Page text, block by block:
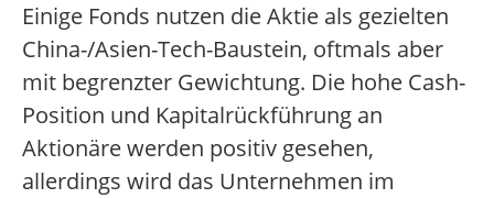
Einige Fonds nutzen die Aktie als gezielten
China-/Asien-Tech-Baustein, oftmals aber
mit begrenzter Gewichtung. Die hohe Cash-
Position und Kapitalrückführung an
Aktionäre werden positiv gesehen,
allerdings wird das Unternehmen im